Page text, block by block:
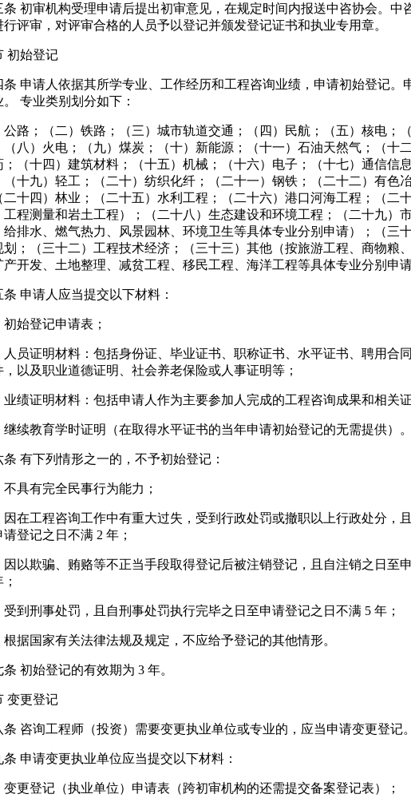
条 初审机构受理申请后提出初审意见，在规定时间内报送中咨协会。中
行评审，对评审合格的人员予以登记并颁发登记证书和执业专用章。
初始登记
条 申请人依据其所学专业、工作经历和工程咨询业绩，申请初始登记。
。 专业类别划分如下：
公路；（二）铁路；（三）城市轨道交通；（四）民航；（五）核电；
（八）火电；（九）煤炭；（十）新能源；（十一）石油天然气；（十
；（十四）建筑材料；（十五）机械；（十六）电子；（十七）通信信
（十九）轻工；（二十）纺织化纤；（二十一）钢铁；（二十二）有色
二十四）林业；（二十五）水利工程；（二十六）港口河海工程；（二
工程测量和岩土工程）；（二十八）生态建设和环境工程；（二十九）
给排水、燃气热力、风景园林、环境卫生等具体专业分别申请）；（三
划；（三十二）工程技术经济；（三十三）其他（按旅游工程、商物粮
产开发、土地整理、减贫工程、移民工程、海洋工程等具体专业分别申
条 申请人应当提交以下材料：
初始登记申请表；
人员证明材料：包括身份证、毕业证书、职称证书、水平证书、聘用合
，以及职业道德证明、社会养老保险或人事证明等；
业绩证明材料：包括申请人作为主要参加人完成的工程咨询成果和相关
继续教育学时证明（在取得水平证书的当年申请初始登记的无需提供）。
条 有下列情形之一的，不予初始登记：
不具有完全民事行为能力；
因在工程咨询工作中有重大过失，受到行政处罚或撤职以上行政处分，
请登记之日不满 2 年；
因以欺骗、贿赂等不正当手段取得登记后被注销登记，且自注销之日至
受到刑事处罚，且自刑事处罚执行完毕之日至申请登记之日不满 5 年；
根据国家有关法律法规及规定，不应给予登记的其他情形。
条 初始登记的有效期为 3 年。
变更登记
条 咨询工程师（投资）需要变更执业单位或专业的，应当申请变更登记
条 申请变更执业单位应当提交以下材料：
变更登记（执业单位）申请表（跨初审机构的还需提交备案登记表）；